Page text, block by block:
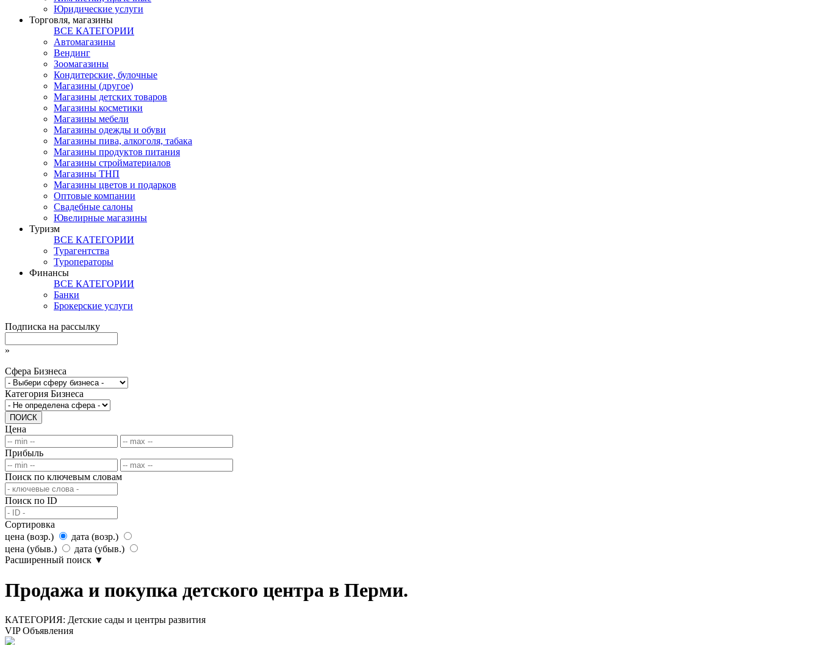
Юридические услуги
Торговля, магазины
ВСЕ КАТЕГОРИИ
Автомагазины
Вендинг
Зоомагазины
Кондитерские, булочные
Магазины (другое)
Магазины детских товаров
Магазины косметики
Магазины мебели
Магазины одежды и обуви
Магазины пива, алкоголя, табака
Магазины продуктов питания
Магазины стройматериалов
Магазины ТНП
Магазины цветов и подарков
Оптовые компании
Свадебные салоны
Ювелирные магазины
Туризм
ВСЕ КАТЕГОРИИ
Турагентства
Туроператоры
Финансы
ВСЕ КАТЕГОРИИ
Банки
Брокерские услуги
Подписка на рассылку
»
Сфера Бизнеса
Категория Бизнеса
ПОИСК
Цена
Прибыль
Поиск по ключевым словам
Поиск по ID
Сортировка
цена (возр.)
дата (возр.)
цена (убыв.)
дата (убыв.)
Расширенный поиск ▼
Продажа и покупка детского центра в Перми.
КАТЕГОРИЯ: Детские сады и центры развития
VIP Объявления